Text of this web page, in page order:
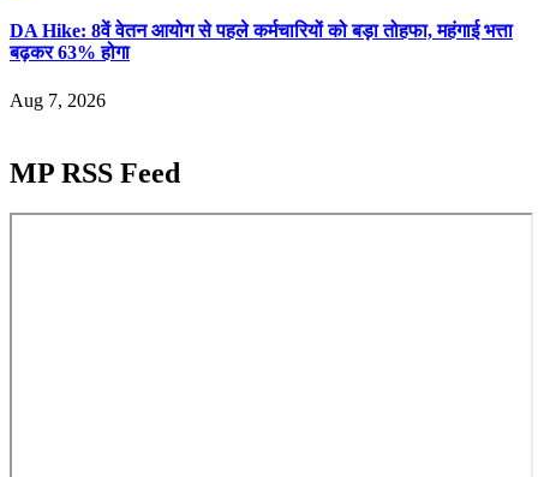
DA Hike: 8वें वेतन आयोग से पहले कर्मचारियों को बड़ा तोहफा, महंगाई भत्ता
बढ़कर 63% होगा
Aug 7, 2026
MP RSS Feed